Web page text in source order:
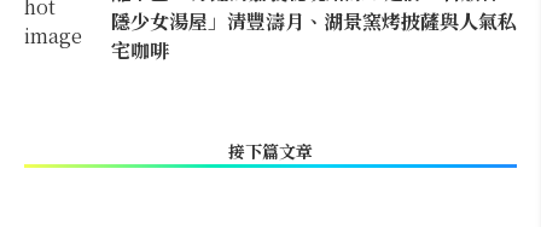
隱少女湯屋」清豐濤月、湖景窯烤披薩與人氣私
宅咖啡
接下篇文章